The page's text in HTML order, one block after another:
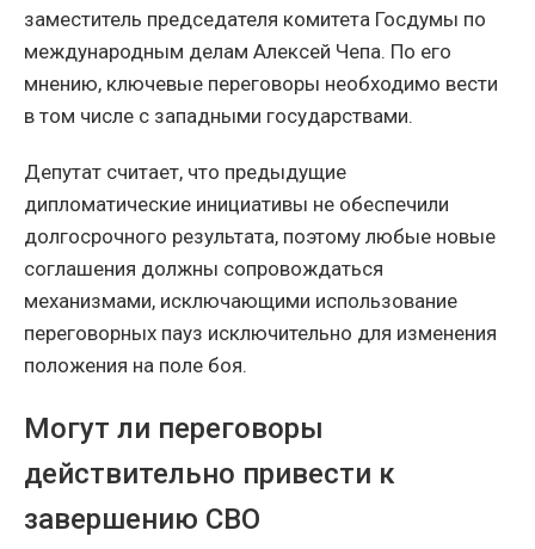
заместитель председателя комитета Госдумы по
международным делам Алексей Чепа. По его
мнению, ключевые переговоры необходимо вести
в том числе с западными государствами.
Депутат считает, что предыдущие
дипломатические инициативы не обеспечили
долгосрочного результата, поэтому любые новые
соглашения должны сопровождаться
механизмами, исключающими использование
переговорных пауз исключительно для изменения
положения на поле боя.
Могут ли переговоры
действительно привести к
завершению СВО